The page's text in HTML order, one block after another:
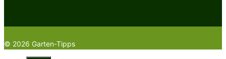
© 2026 Garten-Tipps